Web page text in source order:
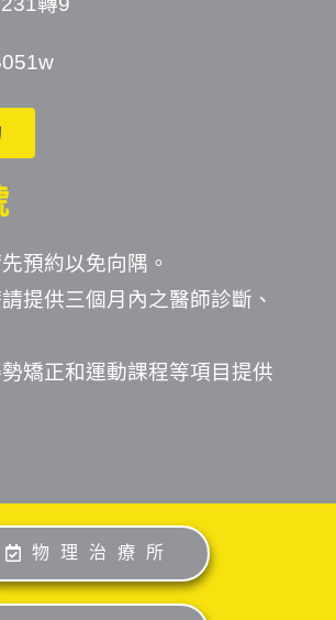
預約以免向隅。
提供三個月內之醫師診斷、
矯正和運動課程等項目提供
物理治療所